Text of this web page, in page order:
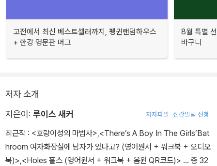
고전에서 최신 베스트셀러까지, 펭귄랜덤하우스
+ 한강 영문판 머그
8월 특별
바구니
저자 소개
지은이: 루이스 새커 저자파일 신간알림 신청
최근작 : <호랑이성의 마법사>,<There’s A Boy In The Girls’Bat
hroom 여자화장실에 남자가 있다고? (영어원서 + 워크북 + 오디오
북)>,<Holes 홀스 (영어원서 + 워크북 + 음원 QR코드)> … 총 32